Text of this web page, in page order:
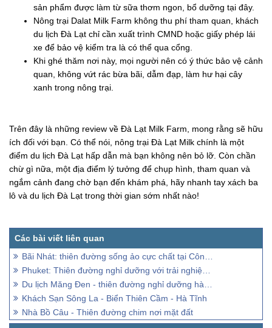
sản phẩm được làm từ sữa thơm ngon, bổ dưỡng tại đây.
Nông trại Dalat Milk Farm không thu phí tham quan, khách
du lịch Đà Lạt chỉ cần xuất trình CMND hoặc giấy phép lái
xe để bảo vệ kiểm tra là có thể qua cổng.
Khi ghé thăm nơi này, mọi người nên có ý thức bảo vệ cảnh
quan, không vứt rác bừa bãi, dẫm đạp, làm hư hại cây
xanh trong nông trại.
Trên đây là những review về Đà Lạt Milk Farm, mong rằng sẽ hữu
ích đối với bạn. Có thể nói, nông trại Đà Lạt Milk chính là một
điểm du lịch Đà Lạt hấp dẫn mà bạn không nên bỏ lỡ. Còn chần
chừ gì nữa, một địa điểm lý tưởng để chụp hình, tham quan và
ngắm cảnh đang chờ bạn đến khám phá, hãy nhanh tay xách ba
lô và du lịch Đà Lạt trong thời gian sớm nhất nào!
Bãi Nhát: thiên đường sống ảo cực chất tại Côn Đảo
Phuket: Thiên đường nghỉ dưỡng với trải nghiệm đa dạng và mùa hè tuyệt vời
Du lịch Măng Đen - thiên đường nghỉ dưỡng hàng đầu Kon Tum
Khách Sạn Sông La - Biển Thiên Cầm - Hà Tĩnh
Nhà Bồ Câu - Thiên đường chim nơi mặt đất